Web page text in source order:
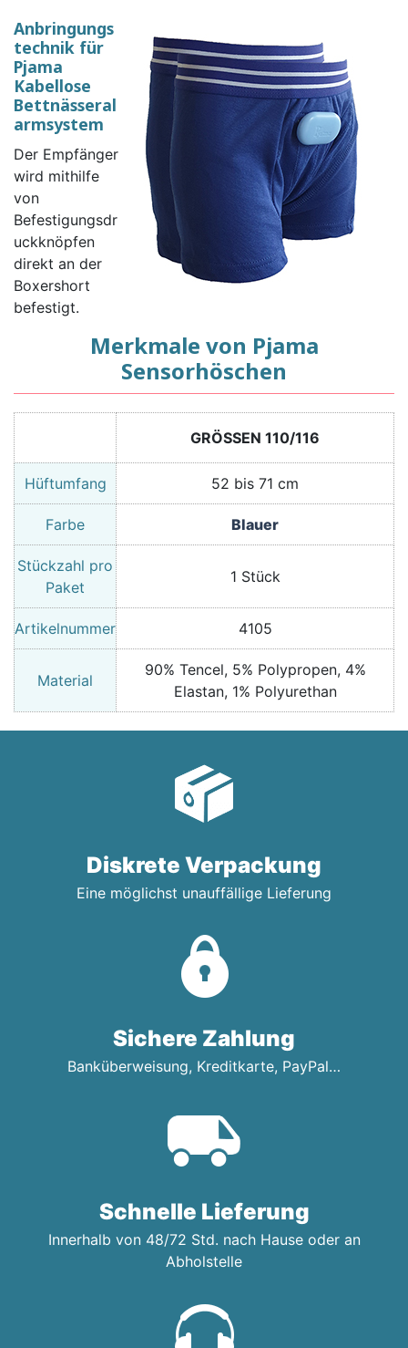
Anbringungs
technik für
Pjama
Kabellose
Bettnässeral
armsystem
Der Empfänger
wird mithilfe
von
Befestigungsdr
uckknöpfen
direkt an der
Boxershort
befestigt.
Merkmale von Pjama
Sensorhöschen
GRÖSSEN 110/116
Hüftumfang 52 bis 71 cm
Farbe Blauer
Stückzahl pro
Paket
1 Stück
Artikelnummer 4105
Material
90% Tencel, 5% Polypropen, 4%
Elastan, 1% Polyurethan
Diskrete Verpackung
Eine möglichst unauffällige Lieferung
Sichere Zahlung
Banküberweisung, Kreditkarte, PayPal…
Schnelle Lieferung
Innerhalb von 48/72 Std. nach Hause oder an
Abholstelle